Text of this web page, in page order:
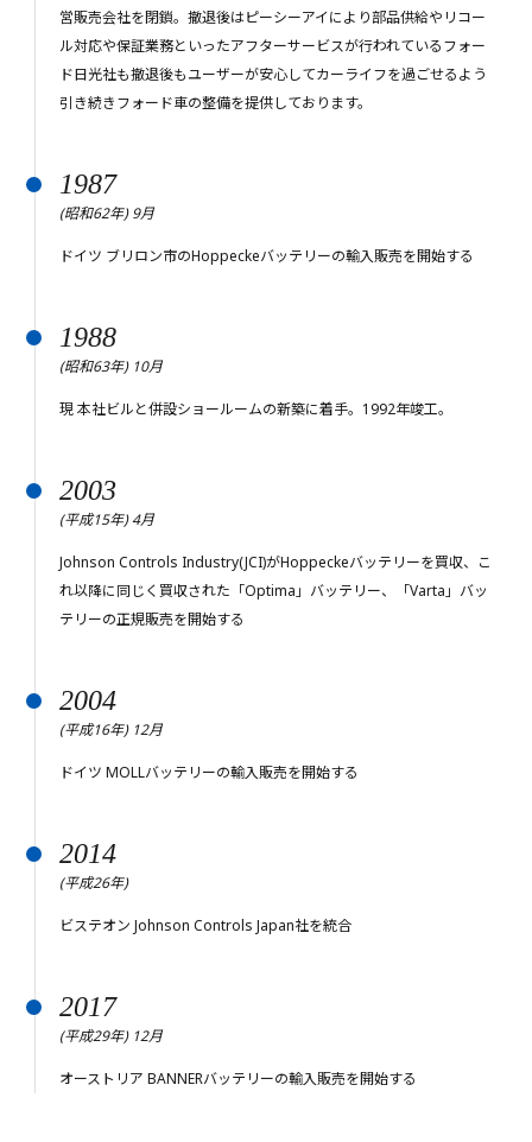
営販売会社を閉鎖。撤退後はピーシーアイにより部品供給やリコー
ル対応や保証業務といったアフターサービスが行われているフォー
ド日光社も撤退後もユーザーが安心してカーライフを過ごせるよう
引き続きフォード車の整備を提供しております。
1987
(昭和62年) 9月
ドイツ ブリロン市のHoppeckeバッテリーの輸入販売を開始する
1988
(昭和63年) 10月
現 本社ビルと併設ショールームの新築に着手。1992年竣工。
2003
(平成15年) 4月
Johnson Controls Industry(JCI)がHoppeckeバッテリーを買収、こ
れ以降に同じく買収された「Optima」バッテリー、「Varta」バッ
テリーの正規販売を開始する
2004
(平成16年) 12月
ドイツ MOLLバッテリーの輸入販売を開始する
2014
(平成26年)
ビステオン Johnson Controls Japan社を統合
2017
(平成29年) 12月
オーストリア BANNERバッテリーの輸入販売を開始する